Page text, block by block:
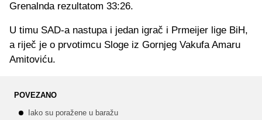
Grenalnda rezultatom 33:26.
U timu SAD-a nastupa i jedan igrač i Prmeijer lige BiH,
a riječ je o prvotimcu Sloge iz Gornjeg Vakufa Amaru
Amitoviću.
POVEZANO
Iako su poražene u baražu